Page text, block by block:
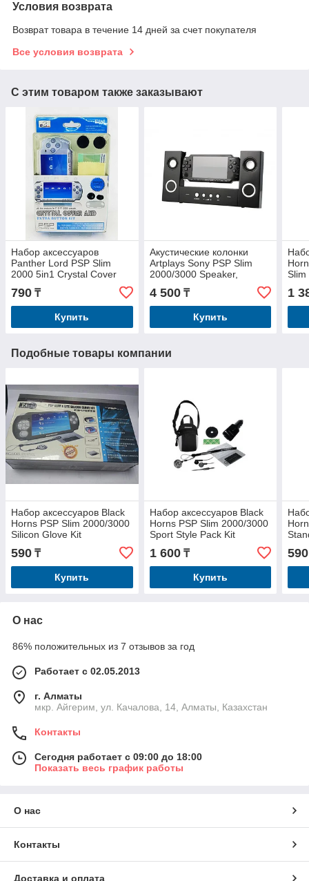
Условия возврата
Возврат товара в течение 14 дней за счет покупателя
Все условия возврата
С этим товаром также заказывают
Набор аксессуаров
Panther Lord PSP Slim
2000 5in1 Crystal Cover
790 ₸
Купить
Акустические колонки
Artplays Sony PSP Slim
2000/3000 Speaker,
4 500₸
Купить
Slim
1
Подобные товары компании
Набор аксессуаров Black
Horns PSP Slim 2000/3000
Silicon Glove Kit
590 ₸
Купить
Набор аксессуаров Black
Horns PSP Slim 2000/3000
Sport Style Pack Kit
1 600₸
Купить
590
О нас
86% положительных из 7 отзывов за год
Работает с 02.05.2013
г. Алматы
мкр. Айгерим, ул. Качалова, 14, Алматы, Казахстан
Контакты
Сегодня работает с 09:00 до 18:00
Показать весь график работы
О нас
Контакты
Доставка и оплата